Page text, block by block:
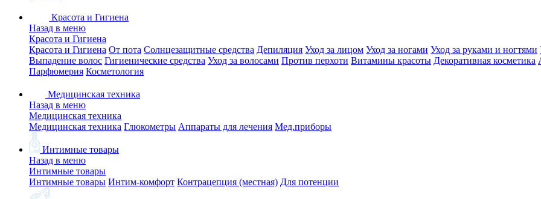
Красота и Гигиена
Назад в меню
Красота и Гигиена
Красота и Гигиена От пота Солнцезащитные средства Депиляция Уход за лицом Уход за ногами Уход за руками и ногтями
Выпадение волос Гигиенические средства Уход за волосами Против перхоти Витамины красоты Декоративная косметика
Парфюмерия Косметология
Медицинская техника
Назад в меню
Медицинская техника
Медицинская техника Глюкометры Аппараты для лечения Мед.приборы
Интимные товары
Назад в меню
Интимные товары
Интимные товары Интим-комфорт Контрацепция (местная) Для потенции